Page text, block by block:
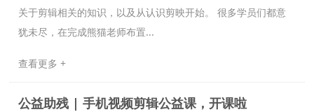
关于剪辑相关的知识，以及从认识剪映开始。 很多学员们都意
犹未尽，在完成熊猫老师布置...
查看更多 +
公益助残 | 手机视频剪辑公益课，开课啦